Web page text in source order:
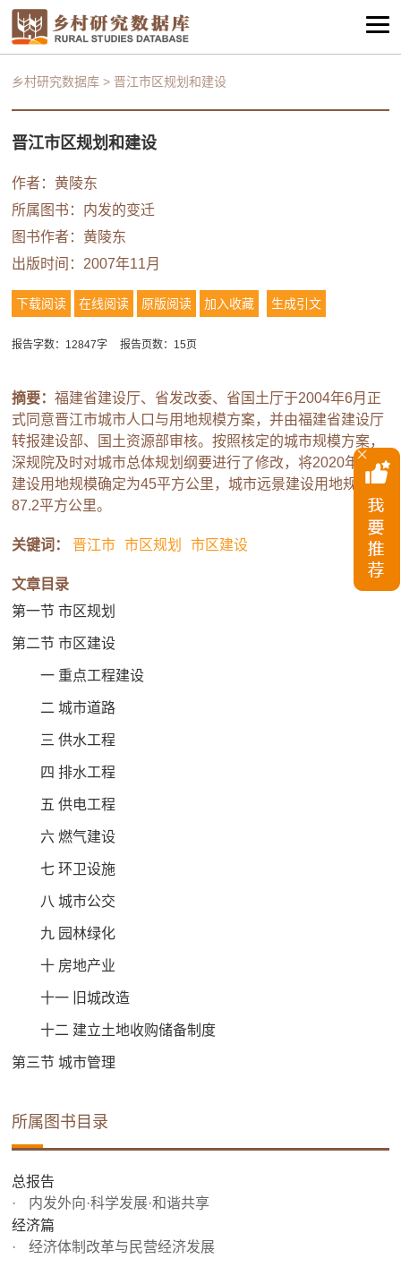
乡村研究数据库 > 晋江市区规划和建设
晋江市区规划和建设
作者：黄陵东
所属图书： 内发的变迁
图书作者：黄陵东
出版时间：2007年11月
下载阅读 在线阅读 原版阅读 加入收藏 生成引文
报告字数：12847字 报告页数：15页
摘要：福建省建设厅、省发改委、省国土厅于2004年6月正
式同意晋江市城市人口与用地规模方案，并由福建省建设厅
转报建设部、国土资源部审核。按照核定的城市规模方案，
深规院及时对城市总体规划纲要进行了修改，将2020年城市
建设用地规模确定为45平方公里，城市远景建设用地规模为
87.2平方公里。
关键词： 晋江市 市区规划 市区建设
文章目录
第一节 市区规划
第二节 市区建设
一 重点工程建设
二 城市道路
三 供水工程
四 排水工程
五 供电工程
六 燃气建设
七 环卫设施
八 城市公交
九 园林绿化
十 房地产业
十一 旧城改造
十二 建立土地收购储备制度
第三节 城市管理
所属图书目录
总报告
内发外向·科学发展·和谐共享
经济篇
经济体制改革与民营经济发展